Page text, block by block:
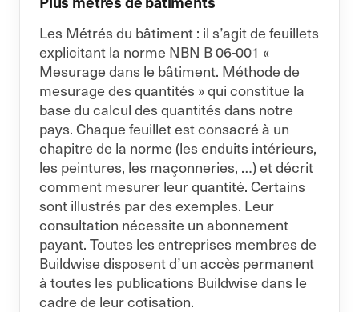
Les Métrés du bâtiment : il s’agit de feuillets
explicitant la norme NBN B 06-001 «
Mesurage dans le bâtiment. Méthode de
mesurage des quantités » qui constitue la
base du calcul des quantités dans notre
pays. Chaque feuillet est consacré à un
chapitre de la norme (les enduits intérieurs,
les peintures, les maçonneries, …) et décrit
comment mesurer leur quantité. Certains
sont illustrés par des exemples. Leur
consultation nécessite un abonnement
payant. Toutes les entreprises membres de
Buildwise disposent d’un accès permanent
à toutes les publications Buildwise dans le
cadre de leur cotisation.